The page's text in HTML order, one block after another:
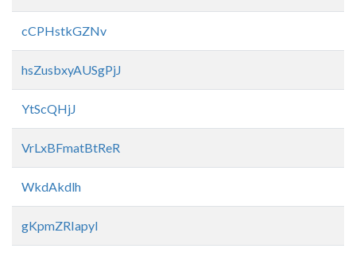
cCPHstkGZNv
hsZusbxyAUSgPjJ
YtScQHjJ
VrLxBFmatBtReR
WkdAkdlh
gKpmZRIapyI